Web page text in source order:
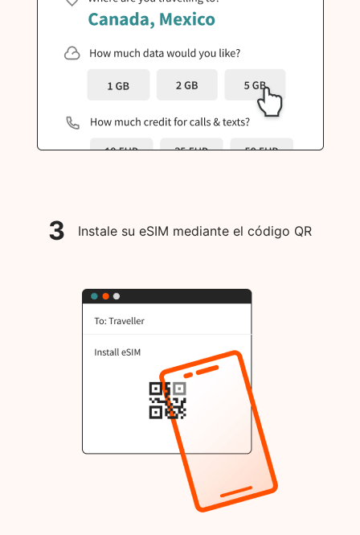
3 Instale su eSIM mediante el código QR